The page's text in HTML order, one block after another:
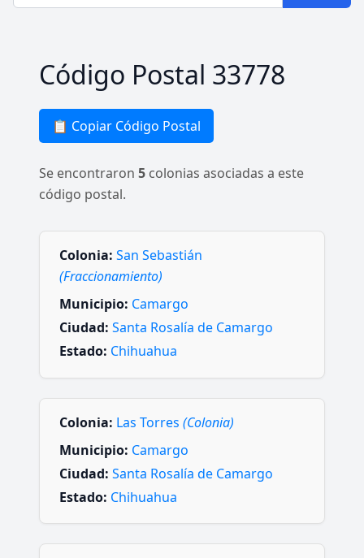
Código Postal 33778
📋 Copiar Código Postal
Se encontraron 5 colonias asociadas a este
código postal.
Colonia: San Sebastián
(Fraccionamiento)
Municipio: Camargo
Ciudad: Santa Rosalía de Camargo
Estado: Chihuahua
Colonia: Las Torres (Colonia)
Municipio: Camargo
Ciudad: Santa Rosalía de Camargo
Estado: Chihuahua